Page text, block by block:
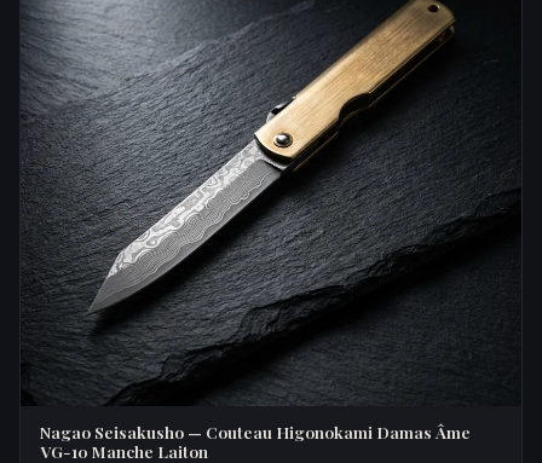
Nagao Seisakusho — Couteau Higonokami Damas Âme
VG-10 Manche Laiton